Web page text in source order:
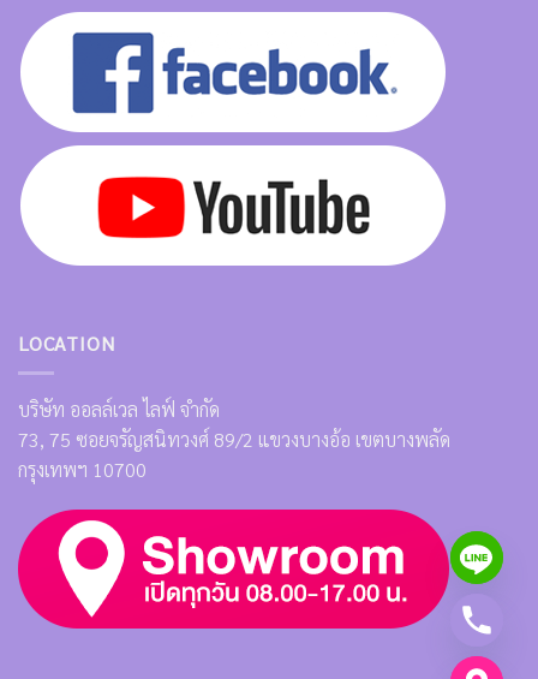
LOCATION
บริษัท ออลล์เวล ไลฟ์ จำกัด
73, 75 ซอยจรัญสนิทวงศ์ 89/2 แขวงบางอ้อ เขตบางพลัด
กรุงเทพฯ 10700